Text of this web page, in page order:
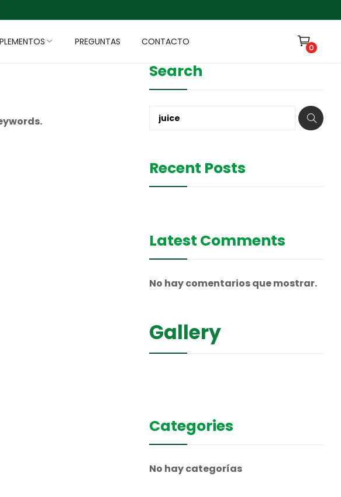
PREGUNTAS CONTACTO 0
Search
Recent Posts
Latest Comments
No hay comentarios que mostrar.
Gallery
Categories
No hay categorías